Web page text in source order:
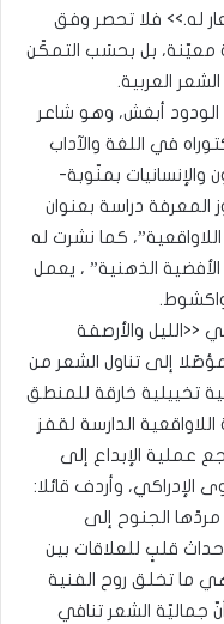
له.>> فلا تحصر وفق
معيّنة، بل بحسَب التمكّن
العربية.
أبغش، وهو شاعر
في اللغة والآداب
والإنسانيات بمنّوبة-
2024 عن دار كنوز المعرفة دراسة بعنوان
اللاواقعية”، كما نشرت له
“نظرية الأفضية الذهنية” ، يعمل
<<الليل والأرصفة
إلى تناول الشعر من
تخييلية خارقة للمنطق
الدارسة لقفز
عملية الإبداع إلى
الإدراكي، وأردف قائلا:
مردّها الجنوح إلى
قلبٍ للعلاقات بين
هي ما تخلق روح الفنية
جماليّة الشعر تنافي